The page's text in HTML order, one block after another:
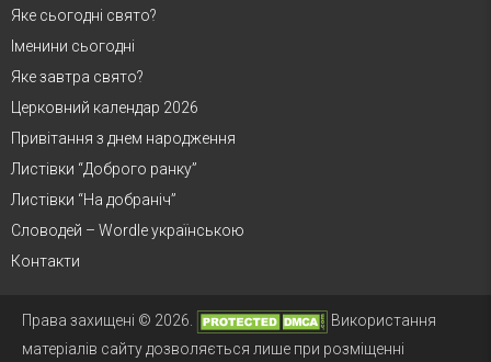
Яке сьогодні свято?
Іменини сьогодні
Яке завтра свято?
Церковний календар 2026
Привітання з днем народження
Листівки “Доброго ранку”
Листівки “На добраніч”
Словодей – Wordle українською
Контакти
Права захищені © 2026.
Використання
матеріалів сайту дозволяється лише при розміщенні